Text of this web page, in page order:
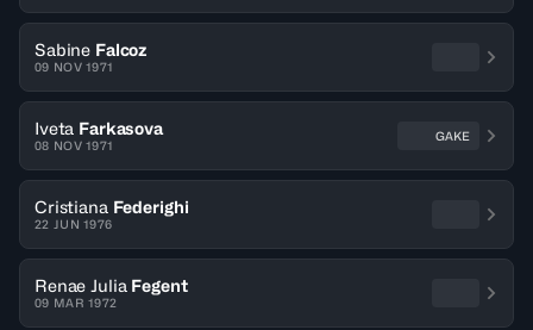
Sabine Falcoz
09 NOV 1971
Iveta Farkasova
08 NOV 1971
GAKE
Cristiana Federighi
22 JUN 1976
Renae Julia Fegent
09 MAR 1972